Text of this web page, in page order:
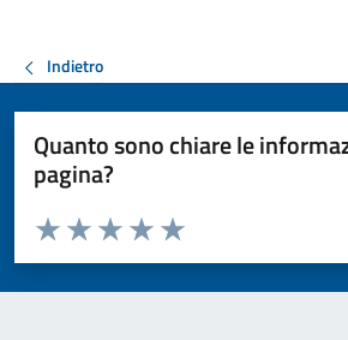
Indietro
Quanto sono chiare le
pagina?
Valuta da 1 a 5 stelle la pagina
Valuta 5 stelle su 5
Valuta 4 stelle su 5
Valuta 3 stelle su 5
Valuta 2 stelle su 5
Valuta 1 stelle su 5